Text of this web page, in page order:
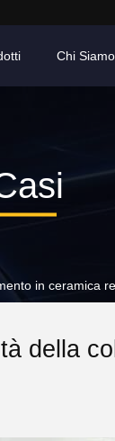
Chi Siamo
in ceramica
della